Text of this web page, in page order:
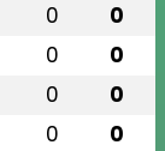
0 0
0 0
0 0
0 0